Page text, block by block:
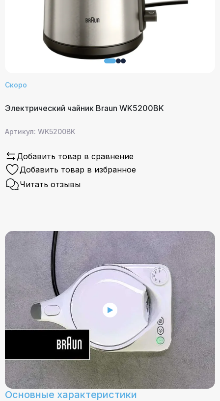
Скоро
Электрический чайник Braun WK5200BK
Артикул: WK5200BK
Добавить товар в сравнение
Добавить товар в избранное
Читать отзывы
Основные характеристики